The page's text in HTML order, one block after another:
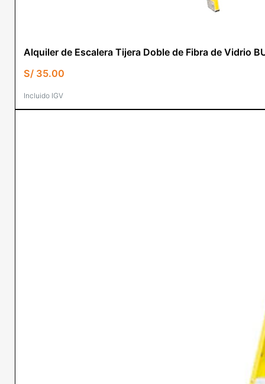
Alquiler de Escalera Tijera Doble de Fibra de Vidrio
S/35.00
Incluido IGV